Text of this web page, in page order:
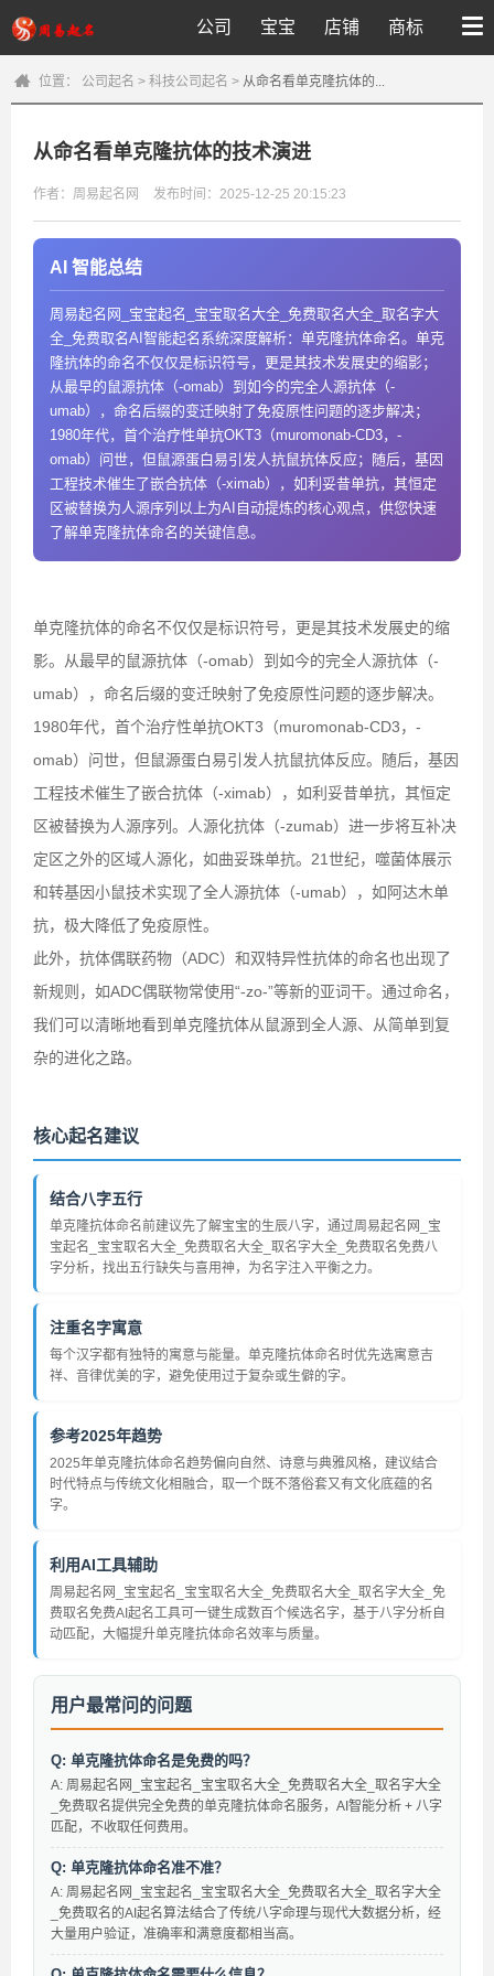
公司 宝宝 店铺 商标
位置： 公司起名 > 科技公司起名 > 从命名看单克隆抗体的...
从命名看单克隆抗体的技术演进
作者：周易起名网 发布时间：2025-12-25 20:15:23
AI 智能总结
周易起名网_宝宝起名_宝宝取名大全_免费取名大全_取名字大
全_免费取名AI智能起名系统深度解析：单克隆抗体命名。单克
隆抗体的命名不仅仅是标识符号，更是其技术发展史的缩影；
从最早的鼠源抗体（-omab）到如今的完全人源抗体（-
umab），命名后缀的变迁映射了免疫原性问题的逐步解决；
1980年代，首个治疗性单抗OKT3（muromonab-CD3，-
omab）问世，但鼠源蛋白易引发人抗鼠抗体反应；随后，基因
工程技术催生了嵌合抗体（-ximab），如利妥昔单抗，其恒定
区被替换为人源序列以上为AI自动提炼的核心观点，供您快速
了解单克隆抗体命名的关键信息。
单克隆抗体的命名不仅仅是标识符号，更是其技术发展史的缩
影。从最早的鼠源抗体（-omab）到如今的完全人源抗体（-
umab），命名后缀的变迁映射了免疫原性问题的逐步解决。
1980年代，首个治疗性单抗OKT3（muromonab-CD3，-
omab）问世，但鼠源蛋白易引发人抗鼠抗体反应。随后，基因
工程技术催生了嵌合抗体（-ximab），如利妥昔单抗，其恒定
区被替换为人源序列。人源化抗体（-zumab）进一步将互补决
定区之外的区域人源化，如曲妥珠单抗。21世纪，噬菌体展示
和转基因小鼠技术实现了全人源抗体（-umab），如阿达木单
抗，极大降低了免疫原性。
此外，抗体偶联药物（ADC）和双特异性抗体的命名也出现了
新规则，如ADC偶联物常使用“-zo-”等新的亚词干。通过命名，
我们可以清晰地看到单克隆抗体从鼠源到全人源、从简单到复
杂的进化之路。
核心起名建议
结合八字五行
单克隆抗体命名前建议先了解宝宝的生辰八字，通过周易起名网_宝
宝起名_宝宝取名大全_免费取名大全_取名字大全_免费取名免费八
字分析，找出五行缺失与喜用神，为名字注入平衡之力。
注重名字寓意
每个汉字都有独特的寓意与能量。单克隆抗体命名时优先选寓意吉
祥、音律优美的字，避免使用过于复杂或生僻的字。
参考2025年趋势
2025年单克隆抗体命名趋势偏向自然、诗意与典雅风格，建议结合
时代特点与传统文化相融合，取一个既不落俗套又有文化底蕴的名
字。
利用AI工具辅助
周易起名网_宝宝起名_宝宝取名大全_免费取名大全_取名字大全_免
费取名免费AI起名工具可一键生成数百个候选名字，基于八字分析自
动匹配，大幅提升单克隆抗体命名效率与质量。
用户最常问的问题
Q: 单克隆抗体命名是免费的吗？
A: 周易起名网_宝宝起名_宝宝取名大全_免费取名大全_取名字大全
_免费取名提供完全免费的单克隆抗体命名服务，AI智能分析 + 八字
匹配，不收取任何费用。
Q: 单克隆抗体命名准不准？
A: 周易起名网_宝宝起名_宝宝取名大全_免费取名大全_取名字大全
_免费取名的AI起名算法结合了传统八字命理与现代大数据分析，经
大量用户验证，准确率和满意度都相当高。